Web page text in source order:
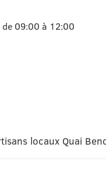
de 09:00 à 12:00
locaux Quai